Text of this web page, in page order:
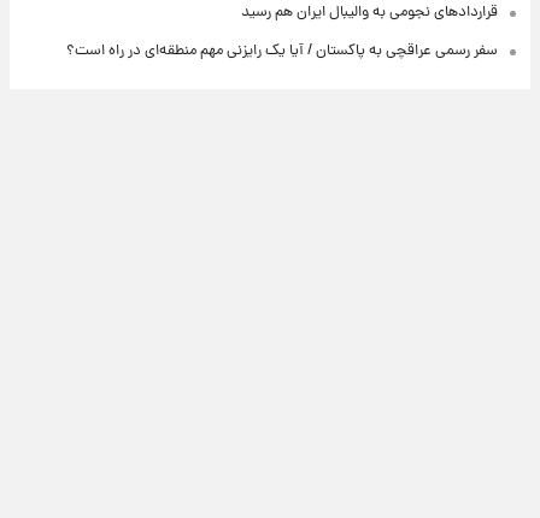
قراردادهای نجومی به والیبال ایران هم رسید
سفر رسمی عراقچی به پاکستان / آیا یک رایزنی مهم منطقه‌ای در راه است؟